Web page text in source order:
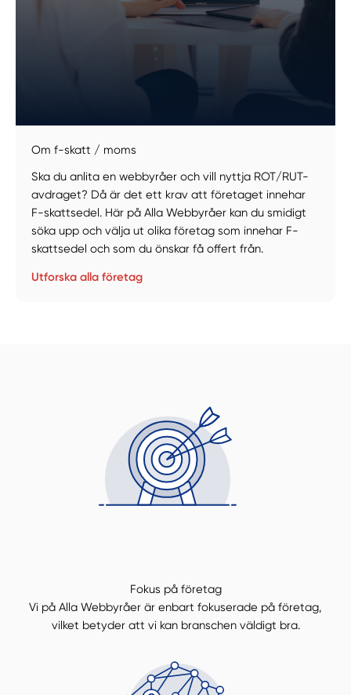
Manuellt Få hjälp
Om f-skatt / moms
Ska du anlita en webbyråer och vill nyttja ROT/RUT-
avdraget? Då är det ett krav att företaget innehar
F-skattsedel. Här på Alla Webbyråer kan du smidigt
söka upp och välja ut olika företag som innehar F-
skattsedel och som du önskar få offert från.
Utforska alla företag
Fokus på företag
Vi på Alla Webbyråer är enbart fokuserade på företag,
vilket betyder att vi kan branschen väldigt bra.